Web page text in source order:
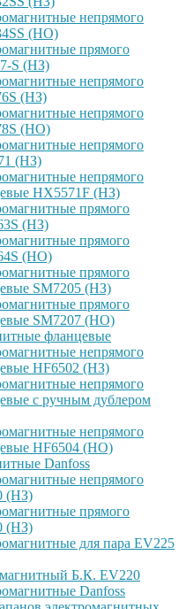
непрямого
(НО)
прямого
S (НЗ)
непрямого
(НЗ)
непрямого
(НО)
непрямого
(НЗ)
непрямого
HX5571F (НЗ)
прямого
(НЗ)
прямого
(НО)
прямого
SM7205 (НЗ)
прямого
SM7207 (НО)
фланцевые
непрямого
HF6502 (НЗ)
непрямого
с ручным дублером
непрямого
HF6504 (НО)
Danfoss
непрямого
(НЗ)
прямого
(НЗ)
для пара EV225
Б.К. EV220
Danfoss